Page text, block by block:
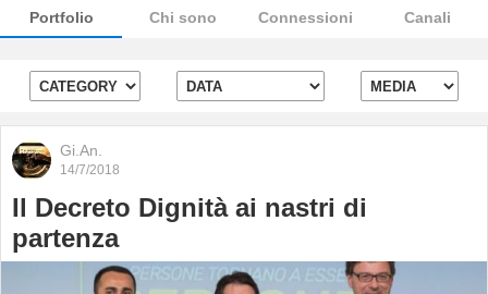
Portfolio Chi sono Connessioni Canali
Gi.An.
14/7/2018
Il Decreto Dignità ai nastri di
partenza